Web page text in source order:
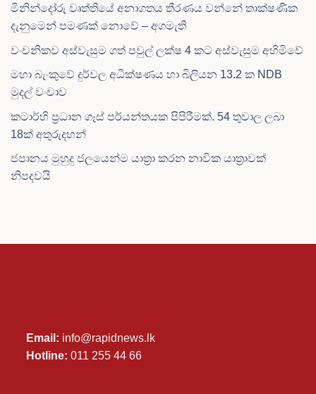
මිනින්දෝරු වෘත්තියේ අනාගතය තීරණය වන්නේ තාක්ෂණික
දැනුමෙන් පමණක් නොවේ – අගමැති
වංචනිකව අස්වැසුම ගත් පවුල් ලක්ෂ 4 කට අස්වැසුම අහිමිවේ
මහා බැංකුවේ දුර්වල අධීක්ෂණය හා බිලියන 13.2 ක NDB
මුදල් වංචාව
කටාර්හි ප්‍රධාන ගෑස් පර්යන්තයක පිපිරීමක්. 54 තුවාල ලබා
18ක් අතුරුදහන්
ජපානය මුහුදු ජලයෙන්ම යාත්‍රා කරන නාවික යාත්‍රාවක්
නිපදවයි
Email: info@rapidnews.lk
Hotline: 011 255 44 66